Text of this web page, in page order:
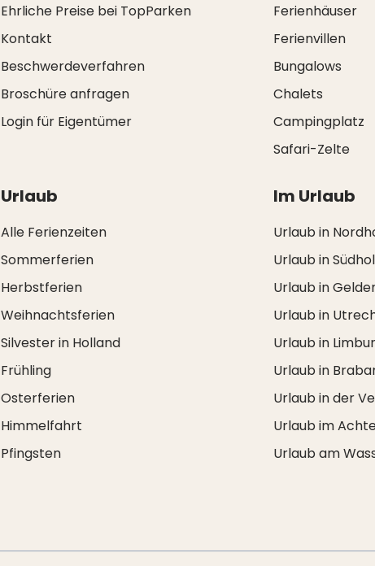
Ehrliche Preise bei TopParken
Kontakt
Beschwerdeverfahren
Broschüre anfragen
Login für Eigentümer
Ferienhäuser
Ferienvillen
Bungalows
Chalets
Campingplatz
Safari-Zelte
Urlaub
Alle Ferienzeiten
Sommerferien
Herbstferien
Weihnachtsferien
Silvester in Holland
Frühling
Osterferien
Himmelfahrt
Pfingsten
Im Urlaub
Urlaub in
Urlaub in
Urlaub in
Urlaub in
Urlaub in
Urlaub in
Urlaub in der
Urlaub im
Urlaub am